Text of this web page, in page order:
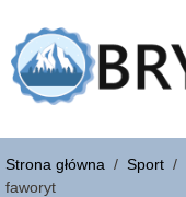
Strona główna / Sport /
faworyt